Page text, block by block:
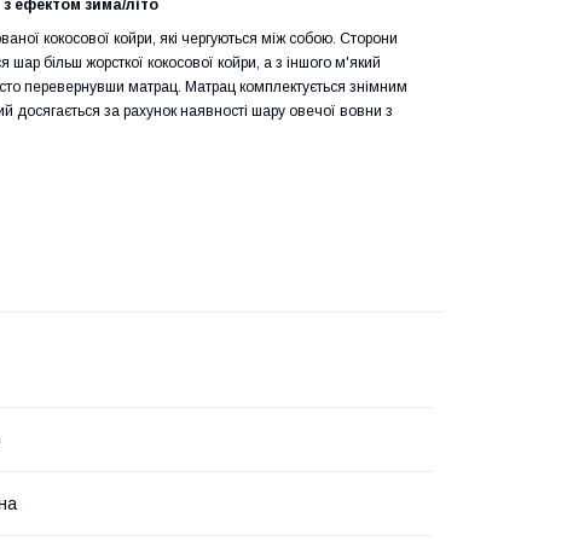
ефектом зима/літо
кокосової койри, які чергуються між собою. Сторони
шар більш жорсткої кокосової койри, а з іншого м'який
перевернувши матрац. Матрац комплектується знімним
досягається за рахунок наявності шару овечої вовни з